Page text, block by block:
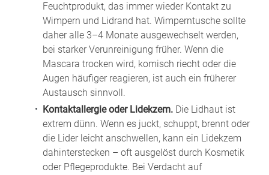
Feuchtprodukt, das immer wieder Kontakt zu
Wimpern und Lidrand hat. Wimperntusche sollte
daher alle 3–4 Monate ausgewechselt werden,
bei starker Verunreinigung früher. Wenn die
Mascara trocken wird, komisch riecht oder die
Augen häufiger reagieren, ist auch ein früherer
Austausch sinnvoll.
Kontaktallergie oder Lidekzem. Die Lidhaut ist
extrem dünn. Wenn es juckt, schuppt, brennt oder
die Lider leicht anschwellen, kann ein Lidekzem
dahinterstecken – oft ausgelöst durch Kosmetik
oder Pflegeprodukte. Bei Verdacht auf